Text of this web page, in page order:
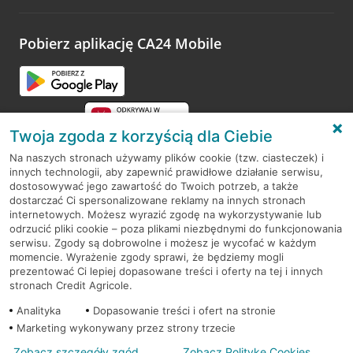
opinie.
Pobierz aplikację CA24 Mobile
RODO
Regulamin serwisu
Mapa serwisu
PolitykaCookies
Twoja zgoda z korzyścią dla Ciebie
Na naszych stronach używamy plików cookie (tzw. ciasteczek) i
innych technologii, aby zapewnić prawidłowe działanie serwisu,
dostosowywać jego zawartość do Twoich potrzeb, a także
dostarczać Ci spersonalizowane reklamy na innych stronach
internetowych. Możesz wyrazić zgodę na wykorzystywanie lub
odrzucić pliki cookie – poza plikami niezbędnymi do funkcjonowania
serwisu. Zgody są dobrowolne i możesz je wycofać w każdym
momencie. Wyrażenie zgody sprawi, że będziemy mogli
prezentować Ci lepiej dopasowane treści i oferty na tej i innych
stronach Credit Agricole.
Analityka
Dopasowanie treści i ofert na stronie
Marketing wykonywany przez strony trzecie